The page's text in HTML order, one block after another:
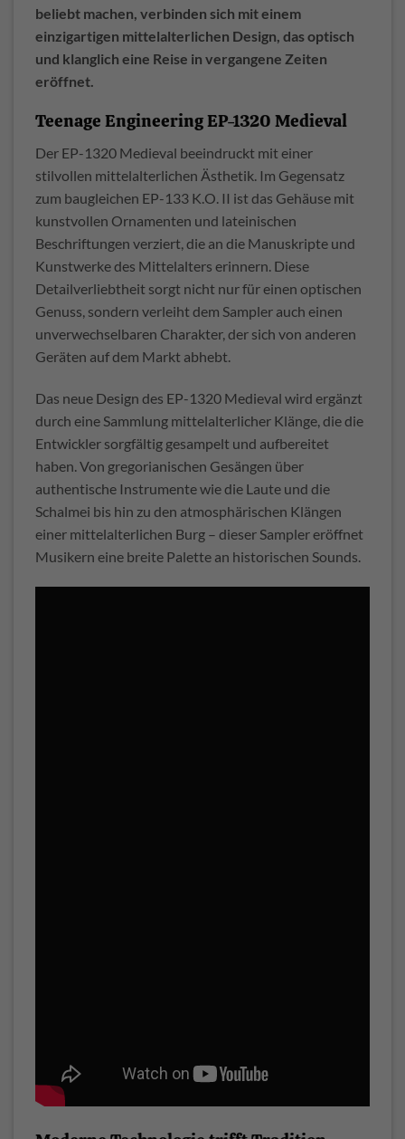
beliebt machen, verbinden sich mit einem
einzigartigen mittelalterlichen Design, das optisch
und klanglich eine Reise in vergangene Zeiten
eröffnet.
Teenage Engineering EP-1320 Medieval
Der EP-1320 Medieval beeindruckt mit einer
stilvollen mittelalterlichen Ästhetik. Im Gegensatz
zum baugleichen EP-133 K.O. II ist das Gehäuse mit
kunstvollen Ornamenten und lateinischen
Beschriftungen verziert, die an die Manuskripte und
Kunstwerke des Mittelalters erinnern. Diese
Detailverliebtheit sorgt nicht nur für einen optischen
Genuss, sondern verleiht dem Sampler auch einen
unverwechselbaren Charakter, der sich von anderen
Geräten auf dem Markt abhebt.
Das neue Design des EP-1320 Medieval wird ergänzt
durch eine Sammlung mittelalterlicher Klänge, die die
Entwickler sorgfältig gesampelt und aufbereitet
haben. Von gregorianischen Gesängen über
authentische Instrumente wie die Laute und die
Schalmei bis hin zu den atmosphärischen Klängen
einer mittelalterlichen Burg – dieser Sampler eröffnet
Musikern eine breite Palette an historischen Sounds.